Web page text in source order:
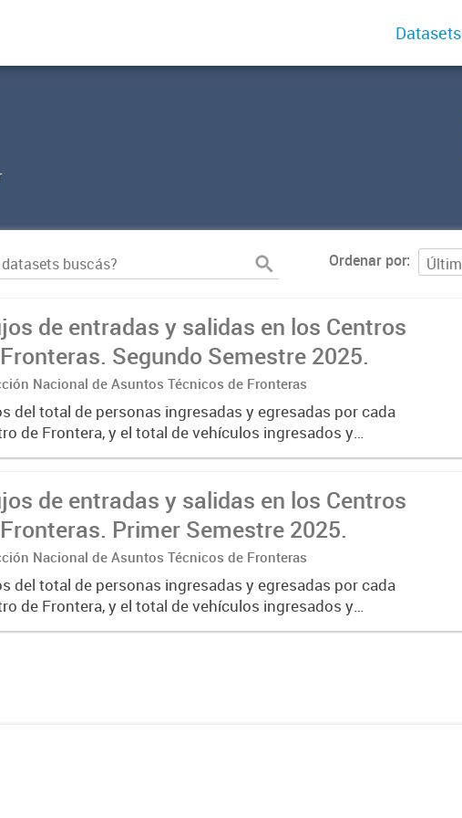
Datasets
Ordenar por
de entradas y salidas en los Centros
Segundo Semestre 2025.
Nacional de Asuntos Técnicos de Fronteras
del total de personas ingresadas y egresadas por cada
de Frontera, y el total de vehículos ingresados y
discriminados por tipo: livianos, ómnibus y carga.
de entradas y salidas en los Centros
Primer Semestre 2025.
Nacional de Asuntos Técnicos de Fronteras
del total de personas ingresadas y egresadas por cada
de Frontera, y el total de vehículos ingresados y
discriminados por tipo: livianos, ómnibus y carga.